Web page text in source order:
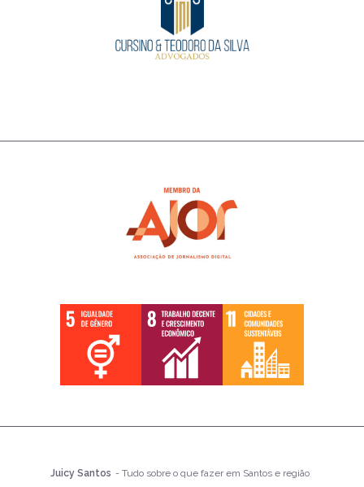
Juicy Santos - Tudo sobre o que fazer em Santos e região